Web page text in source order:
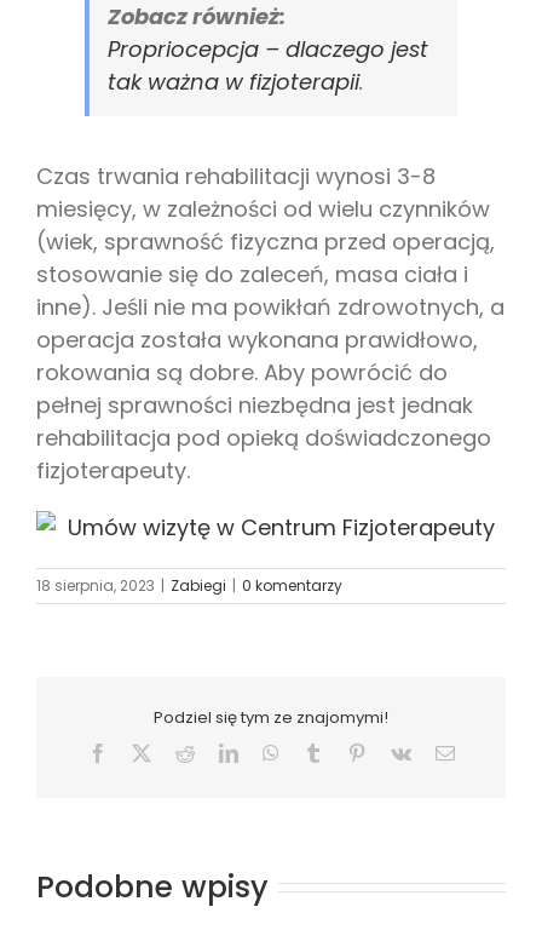
Zobacz również:
Propriocepcja – dlaczego jest
tak ważna w fizjoterapii.
Czas trwania rehabilitacji wynosi 3-8
miesięcy, w zależności od wielu czynników
(wiek, sprawność fizyczna przed operacją,
stosowanie się do zaleceń, masa ciała i
inne). Jeśli nie ma powikłań zdrowotnych, a
operacja została wykonana prawidłowo,
rokowania są dobre. Aby powrócić do
pełnej sprawności niezbędna jest jednak
rehabilitacja pod opieką doświadczonego
fizjoterapeuty.
18 sierpnia, 2023 | Zabiegi | 0 komentarzy
Podziel się tym ze znajomymi!
Facebook RedditLinkedInWhatsApp
Tumblr Pinterest
Vk Email
Podobne wpisy